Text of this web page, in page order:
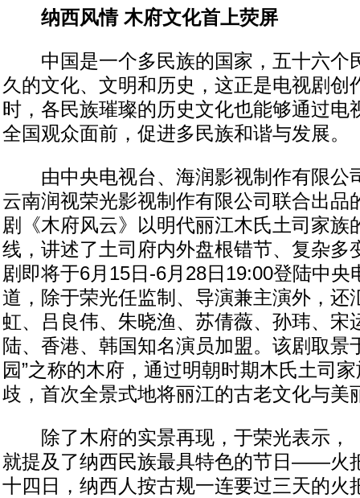
纳西风情 木府文化首上荧屏
中国是一个多民族的国家，五十六个
久的文化、文明和历史，这正是电视剧创
时，各民族璀璨的历史文化也能够通过电
全国观众面前，促进多民族和谐与发展。
由中央电视台、海润影视制作有限公
云南润视荣光影视制作有限公司联合出品
剧《木府风云》以明代丽江木氏土司家族
线，讲述了土司府内外盘根错节、复杂多
剧即将于6月15日-6月28日19:00登陆中央
道，除于荣光任监制、导演兼主演外，还
虹、吕良伟、朱晓渔、苏倩薇、孙玮、宋
陆、香港、韩国知名演员加盟。该剧取景
园”之称的木府，通过明朝时期木氏土司
歧，首次全景式地将丽江的古老文化与美
除了木府的实景再现，于荣光表示，
就提及了纳西民族最具特色的节日——火
十四日，纳西人按古规一连要过三天的火